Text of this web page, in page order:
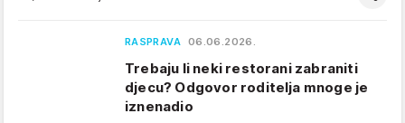
RASPRAVA 06.06.2026.
Trebaju li neki restorani zabraniti
djecu? Odgovor roditelja mnoge je
iznenadio